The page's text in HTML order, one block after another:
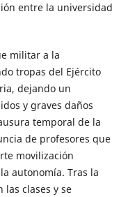
entre la universidad
militar a la
tropas del Ejército
dejando un
y graves daños
temporal de la
de profesores que
movilización
autonomía. Tras la
clases y se